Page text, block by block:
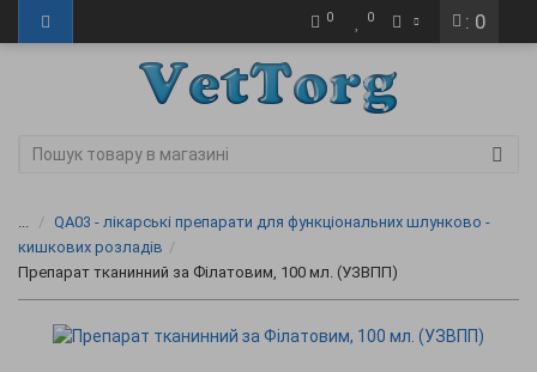
: 0
0 0
...
QA03 - лікарські препарати для функціональних шлунково -
кишкових розладів
Препарат тканинний за Філатовим, 100 мл. (УЗВПП)